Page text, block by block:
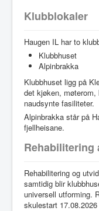
Klubblokaler
Haugen IL har to
Klubbhuset
Alpinbrakka
Klubbhuset ligg på
det kjøken, møterom,
naudsynte fasiliteter.
Alpinbrakka står på
fjellheisane.
Rehabilitering
Rehabilitering og
samtidig blir
universell utforming.
skulestart 17.08.2026